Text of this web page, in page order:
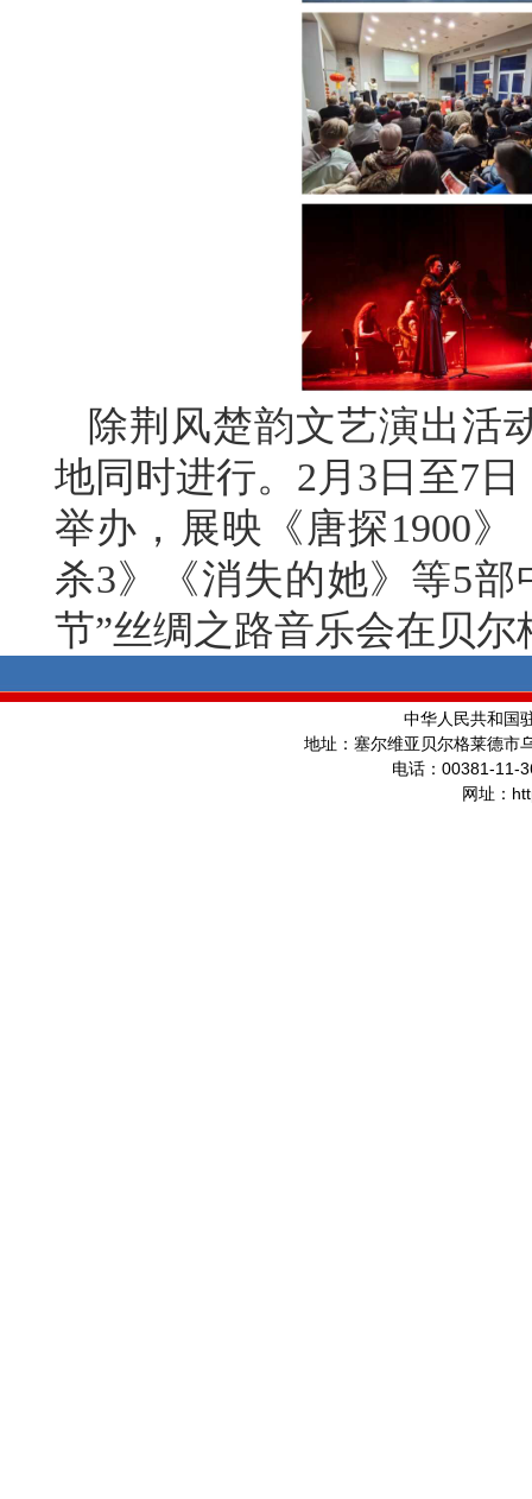
除荆风楚韵文艺演出活
地同时进行。2月3日至7
举办，展映《唐探1900
杀3》《消失的她》等5
节”丝绸之路音乐会在贝
中华人民共和国
地址：塞尔维亚贝尔格莱德市
电话： 00381-11-
网址：